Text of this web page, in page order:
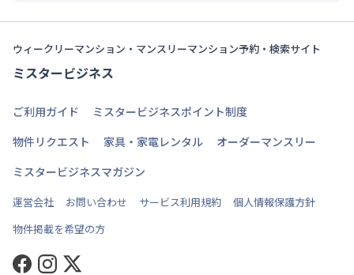
ウィークリーマンション・マンスリーマンション予約・検索サイト
ミスタービジネス
ご利用ガイド
ミスタービジネスポイント制度
物件リクエスト
家具・家電レンタル
オーダーマンスリー
ミスタービジネスマガジン
運営会社 お問い合わせ サービス利用規約
個人情報保護方針
物件掲載を希望の方
Facebook
Instagram
Twitter